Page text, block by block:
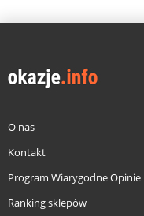
O nas
Kontakt
Program Wiarygodne Opinie
Ranking sklepów